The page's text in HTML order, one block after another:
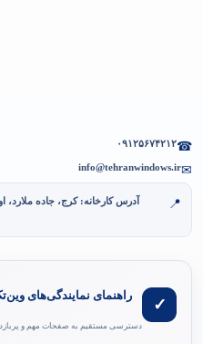
☎۰۹۱۲۵۶۷۴۲۱۲
✉
info@tehranwindows.ir
📍
آدرس کارخانه: کرج، جاده
✓
راهنمای نمایندگی‌های
دسترسی مستقیم به صفحات مهم و